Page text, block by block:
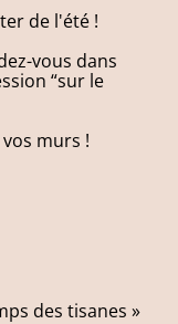
de l'été !
vous dans
“sur le
murs !
des tisanes »